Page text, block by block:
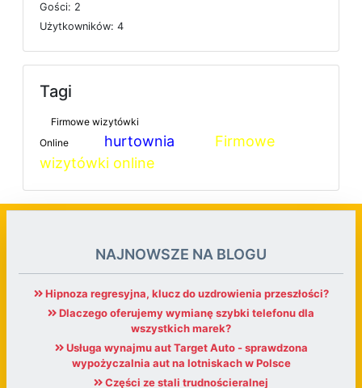
Gości: 2
Użytkowników: 4
Tagi
Firmowe wizytówki
Online
hurtownia
Firmowe
wizytówki online
NAJNOWSZE NA BLOGU
Hipnoza regresyjna, klucz do uzdrowienia przeszłości?
Dlaczego oferujemy wymianę szybki telefonu dla
wszystkich marek?
Usługa wynajmu aut Target Auto - sprawdzona
wypożyczalnia aut na lotniskach w Polsce
Części ze stali trudnościeralnej